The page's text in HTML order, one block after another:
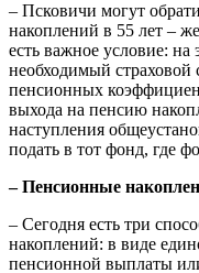
– Псковичи могут
накоплений в 55 лет –
есть важное условие:
необходимый страховой
пенсионных
выхода на пенсию
наступления
подать в тот фонд, где
– Пенсионные
– Сегодня есть три
накоплений: в виде
пенсионной выплаты